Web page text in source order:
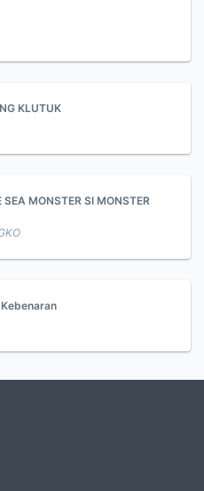
KLUTUK
MONSTER SI MONSTER